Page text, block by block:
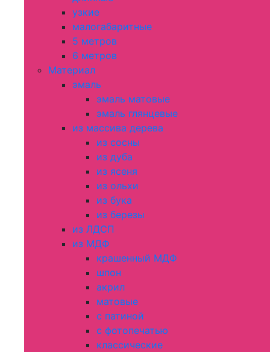
узкие
малогабаритные
5 метров
6 метров
Материал
эмаль
эмаль матовые
эмаль глянцевые
из массива дерева
из сосны
из дуба
из ясеня
из ольхи
из бука
из березы
из ЛДСП
из МДФ
крашенный МДФ
шпон
акрил
матовые
с патиной
с фотопечатью
классические